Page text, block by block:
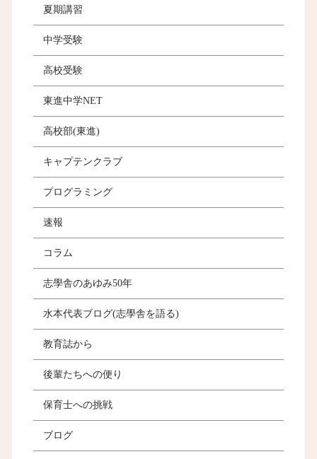
夏期講習
中学受験
高校受験
東進中学NET
高校部(東進)
キャプテンクラブ
プログラミング
速報
コラム
志學舎のあゆみ50年
水本代表ブログ(志學舎を語る)
教育誌から
後輩たちへの便り
保育士への挑戦
ブログ